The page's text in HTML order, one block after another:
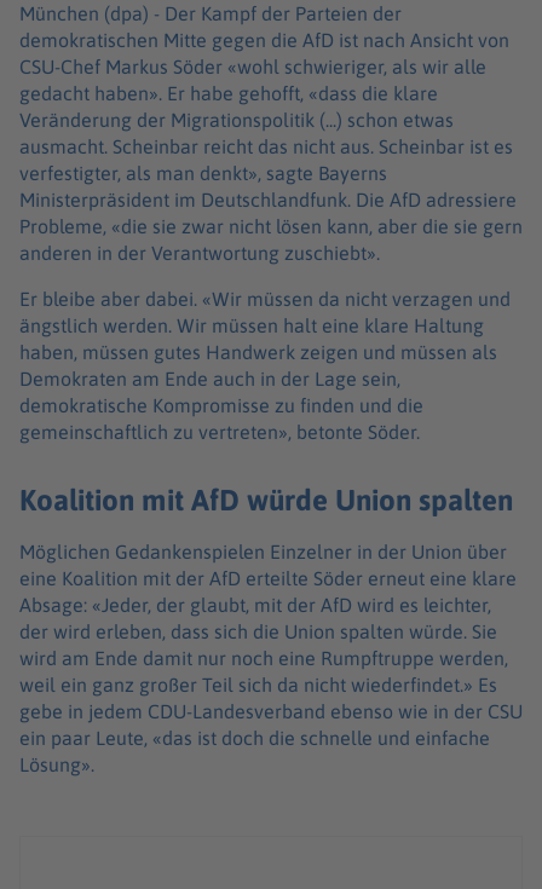
München (dpa) - Der Kampf der Parteien der
demokratischen Mitte gegen die AfD ist nach Ansicht von
CSU-Chef Markus Söder «wohl schwieriger, als wir alle
gedacht haben». Er habe gehofft, «dass die klare
Veränderung der Migrationspolitik (...) schon etwas
ausmacht. Scheinbar reicht das nicht aus. Scheinbar ist es
verfestigter, als man denkt», sagte Bayerns
Ministerpräsident im Deutschlandfunk. Die AfD adressiere
Probleme, «die sie zwar nicht lösen kann, aber die sie gern
anderen in der Verantwortung zuschiebt».
Er bleibe aber dabei. «Wir müssen da nicht verzagen und
ängstlich werden. Wir müssen halt eine klare Haltung
haben, müssen gutes Handwerk zeigen und müssen als
Demokraten am Ende auch in der Lage sein,
demokratische Kompromisse zu finden und die
gemeinschaftlich zu vertreten», betonte Söder.
Koalition mit AfD würde Union spalten
Möglichen Gedankenspielen Einzelner in der Union über
eine Koalition mit der AfD erteilte Söder erneut eine klare
Absage: «Jeder, der glaubt, mit der AfD wird es leichter,
der wird erleben, dass sich die Union spalten würde. Sie
wird am Ende damit nur noch eine Rumpftruppe werden,
weil ein ganz großer Teil sich da nicht wiederfindet.» Es
gebe in jedem CDU-Landesverband ebenso wie in der CSU
ein paar Leute, «das ist doch die schnelle und einfache
Lösung».